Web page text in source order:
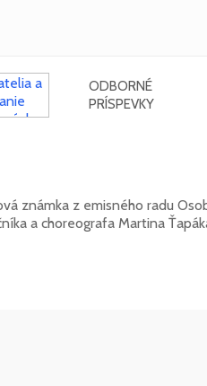
ODBORNÉ
PRÍSPEVKY
známka z emisného radu
a choreografa Martina